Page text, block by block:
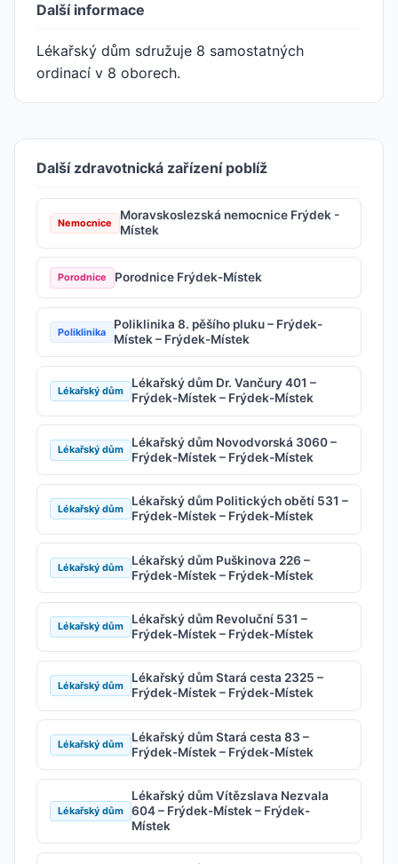
Další informace
Lékařský dům sdružuje 8 samostatných
ordinací v 8 oborech.
Další zdravotnická zařízení poblíž
Nemocnice
Moravskoslezská nemocnice Frýdek -
Místek
Porodnice Porodnice Frýdek-Místek
Poliklinika
Poliklinika 8. pěšího pluku – Frýdek-
Místek – Frýdek-Místek
Lékařský dům
Lékařský dům Dr. Vančury 401 –
Frýdek-Místek – Frýdek-Místek
Lékařský dům
Lékařský dům Novodvorská 3060 –
Frýdek-Místek – Frýdek-Místek
Lékařský dům
Lékařský dům Politických obětí 531 –
Frýdek-Místek – Frýdek-Místek
Lékařský dům
Lékařský dům Puškinova 226 –
Frýdek-Místek – Frýdek-Místek
Lékařský dům
Lékařský dům Revoluční 531 –
Frýdek-Místek – Frýdek-Místek
Lékařský dům
Lékařský dům Stará cesta 2325 –
Frýdek-Místek – Frýdek-Místek
Lékařský dům
Lékařský dům Stará cesta 83 –
Frýdek-Místek – Frýdek-Místek
Lékařský dům
Lékařský dům Vítězslava Nezvala
604 – Frýdek-Místek – Frýdek-
Místek